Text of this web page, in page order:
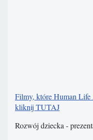
Filmy, które Human Life
kliknij TUTAJ
Rozwój dziecka -